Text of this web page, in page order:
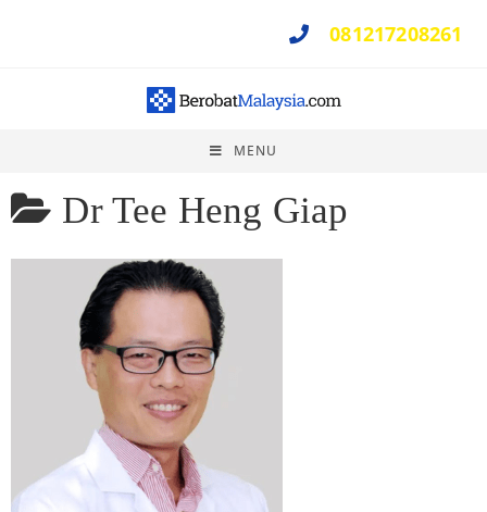
081217208261
MENU
Dr Tee Heng Giap